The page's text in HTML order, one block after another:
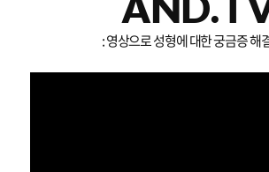
: 영상으로 성형에 대한 궁금증 해